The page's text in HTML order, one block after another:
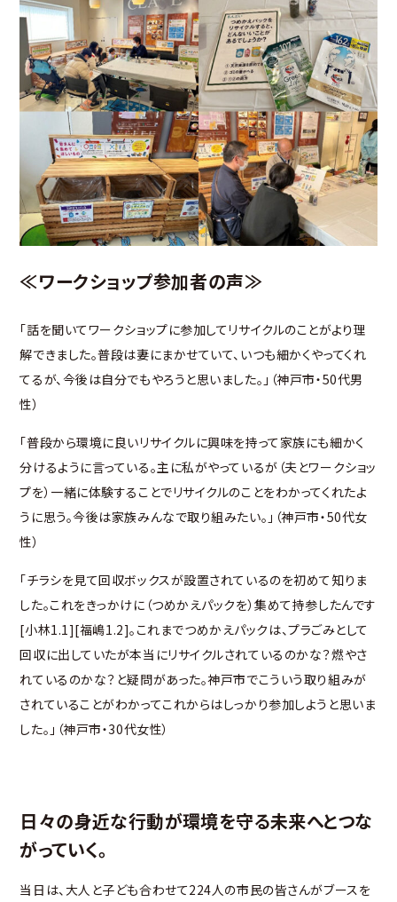
≪ワークショップ参加者の声≫
「話を聞いてワークショップに参加してリサイクルのことがより理
解できました。普段は妻にまかせていて、いつも細かくやってくれ
てるが、今後は自分でもやろうと思いました。」（神戸市・50代男
性）
「普段から環境に良いリサイクルに興味を持って家族にも細かく
分けるように言っている。主に私がやっているが（夫とワークショッ
プを）一緒に体験することでリサイクルのことをわかってくれたよ
うに思う。今後は家族みんなで取り組みたい。」（神戸市・50代女
性）
「チラシを見て回収ボックスが設置されているのを初めて知りま
した。これをきっかけに（つめかえパックを）集めて持参したんです
[小林1.1][福嶋1.2]。これまでつめかえパックは、プラごみとして
回収に出していたが本当にリサイクルされているのかな？燃やさ
れているのかな？と疑問があった。神戸市でこういう取り組みが
されていることがわかってこれからはしっかり参加しようと思いま
した。」（神戸市・30代女性）
日々の身近な行動が環境を守る未来へとつな
がっていく。
当日は、大人と子ども合わせて224人の市民の皆さんがブースを